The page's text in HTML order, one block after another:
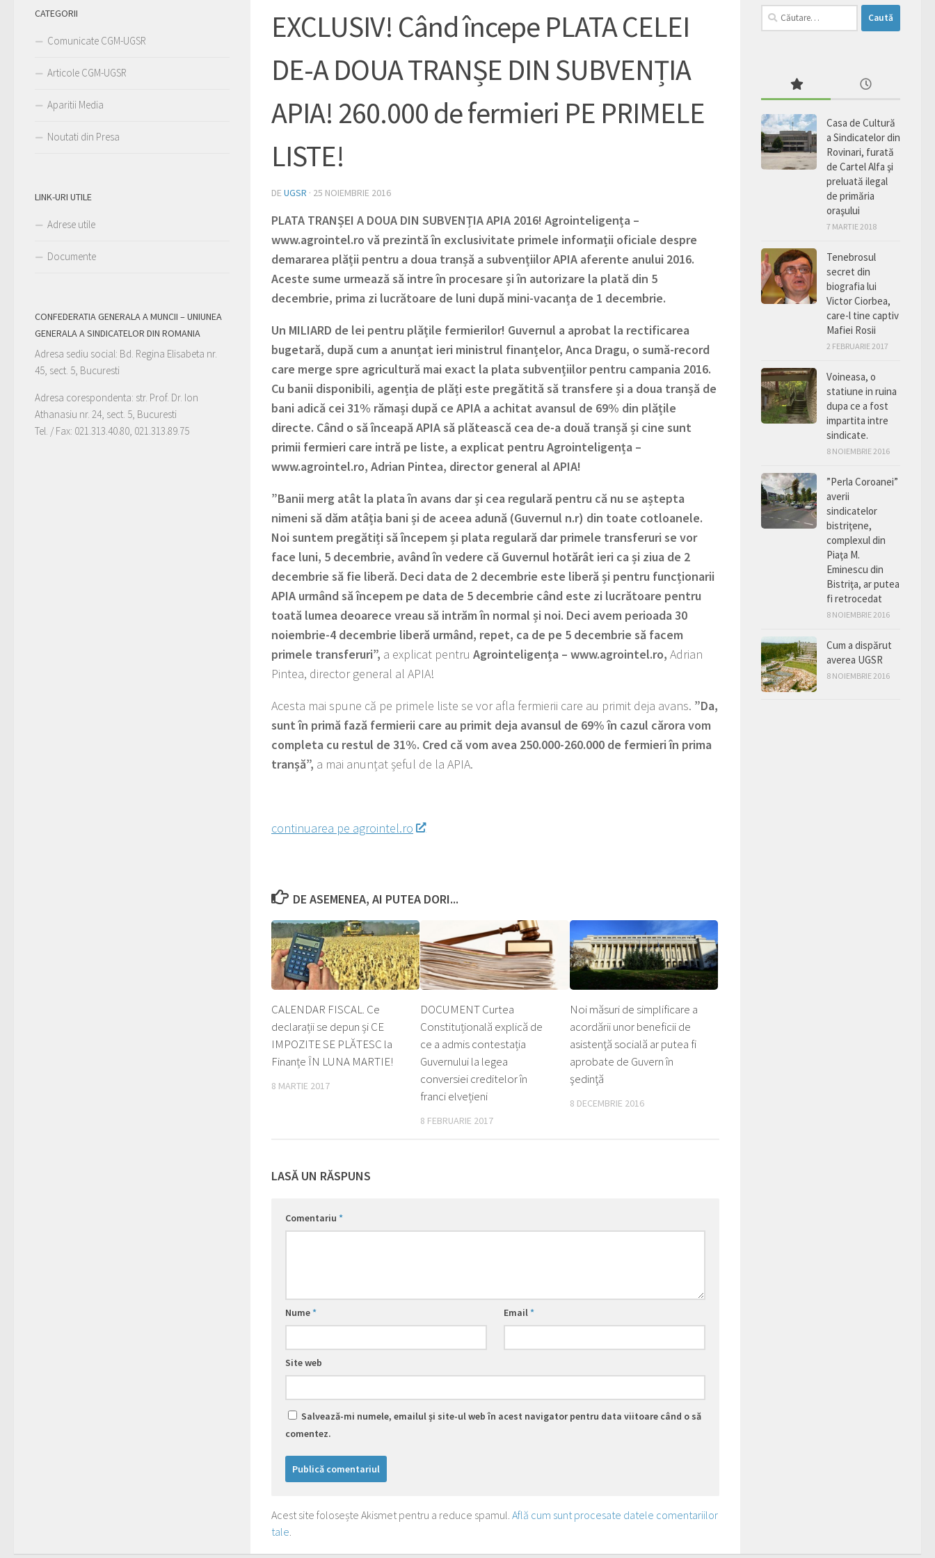
EXCLUSIV! Când începe PLATA CELEI
DE-A DOUA TRANȘE DIN SUBVENȚIA
APIA! 260.000 de fermieri PE PRIMELE
LISTE!
DE UGSR · 25 NOIEMBRIE 2016
PLATA TRANȘEI A DOUA DIN SUBVENȚIA APIA 2016! Agrointeligența –
www.agrointel.ro vă prezintă în exclusivitate primele informații oficiale despre
demararea plății pentru a doua tranșă a subvențiilor APIA aferente anului 2016.
Aceste sume urmează să intre în procesare și în autorizare la plată din 5
decembrie, prima zi lucrătoare de luni după mini-vacanța de 1 decembrie.
Un MILIARD de lei pentru plățile fermierilor! Guvernul a aprobat la rectificarea
bugetară, după cum a anunțat ieri ministrul finanțelor, Anca Dragu, o sumă-record
care merge spre agricultură mai exact la plata subvențiilor pentru campania 2016.
Cu banii disponibili, agenția de plăți este pregătită să transfere și a doua tranșă de
bani adică cei 31% rămași după ce APIA a achitat avansul de 69% din plățile
directe. Când o să înceapă APIA să plătească cea de-a două tranșă și cine sunt
primii fermieri care intră pe liste, a explicat pentru Agrointeligența –
www.agrointel.ro, Adrian Pintea, director general al APIA!
”Banii merg atât la plata în avans dar și cea regulară pentru că nu se aștepta
nimeni să dăm atâția bani și de aceea adună (Guvernul n.r) din toate cotloanele.
Noi suntem pregătiți să începem și plata regulară dar primele transferuri se vor
face luni, 5 decembrie, având în vedere că Guvernul hotărât ieri ca și ziua de 2
decembrie să fie liberă. Deci data de 2 decembrie este liberă și pentru funcționarii
APIA urmând să începem pe data de 5 decembrie când este zi lucrătoare pentru
toată lumea deoarece vreau să intrăm în normal și noi. Deci avem perioada 30
noiembrie-4 decembrie liberă urmând, repet, ca de pe 5 decembrie să facem
primele transferuri”, a explicat pentru Agrointeligența – www.agrointel.ro, Adrian
Pintea, director general al APIA!
Acesta mai spune că pe primele liste se vor afla fermierii care au primit deja avans. ”Da,
sunt în primă fază fermierii care au primit deja avansul de 69% în cazul cărora vom
completa cu restul de 31%. Cred că vom avea 250.000-260.000 de fermieri în prima
tranșă”, a mai anunțat șeful de la APIA.
continuarea pe agrointel.ro
DE ASEMENEA, AI PUTEA DORI...
CALENDAR FISCAL. Ce
declarații se depun și CE
IMPOZITE SE PLĂTESC la
Finanțe ÎN LUNA MARTIE!
8 MARTIE 2017
DOCUMENT Curtea
Constituțională explică de
ce a admis contestația
Guvernului la legea
conversiei creditelor în
franci elvețieni
8 FEBRUARIE 2017
Noi măsuri de simplificare a
acordării unor beneficii de
asistenţă socială ar putea fi
aprobate de Guvern în
şedinţă
8 DECEMBRIE 2016
LASĂ UN RĂSPUNS
Comentariu *
Nume* Email*
Site web
Salvează-mi numele, emailul și site-ul web în acest navigator pentru data viitoare când o să
comentez.
Acest site folosește Akismet pentru a reduce spamul. Află cum sunt procesate datele comentariilor
tale.
CATEGORII
Comunicate CGM-UGSR
Articole CGM-UGSR
Aparitii Media
Noutati din Presa
LINK-URI UTILE
Adrese utile
Documente
CONFEDERATIA GENERALA A MUNCII – UNIUNEA
GENERALA A SINDICATELOR DIN ROMANIA
Adresa sediu social: Bd. Regina Elisabeta nr.
45, sect. 5, Bucuresti
Adresa corespondenta: str. Prof. Dr. Ion
Athanasiu nr. 24, sect. 5, Bucuresti
Tel. / Fax: 021.313.40.80, 021.313.89.75
Caută
după:
Casa de Cultură
a Sindicatelor din
Rovinari, furată
de Cartel Alfa şi
preluată ilegal
de primăria
oraşului
7 MARTIE 2018
Tenebrosul
secret din
biografia lui
Victor Ciorbea,
care-l tine captiv
Mafiei Rosii
2 FEBRUARIE 2017
Voineasa, o
statiune in ruina
dupa ce a fost
impartita intre
sindicate.
8 NOIEMBRIE 2016
”Perla Coroanei”
averii
sindicatelor
bistriţene,
complexul din
Piaţa M.
Eminescu din
Bistriţa, ar putea
fi retrocedat
8 NOIEMBRIE 2016
Cum a dispărut
averea UGSR
8 NOIEMBRIE 2016